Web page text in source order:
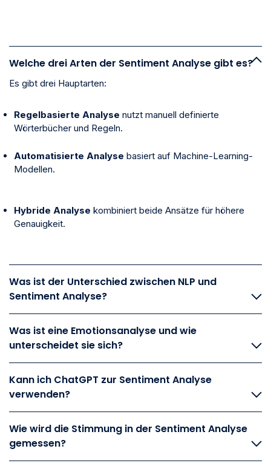
Welche drei Arten der Sentiment Analyse gibt es?
Es gibt drei Hauptarten:
Regelbasierte Analyse nutzt manuell definierte
Wörterbücher und Regeln.
Automatisierte Analyse basiert auf Machine-Learning-
Modellen.
Hybride Analyse kombiniert beide Ansätze für höhere
Genauigkeit.
Was ist der Unterschied zwischen NLP und
Sentiment Analyse?
Was ist eine Emotionsanalyse und wie
unterscheidet sie sich?
Kann ich ChatGPT zur Sentiment Analyse
verwenden?
Wie wird die Stimmung in der Sentiment Analyse
gemessen?